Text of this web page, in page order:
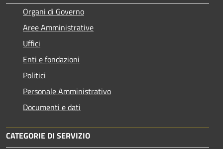
Organi di Governo
Aree Amministrative
Uffici
Enti e fondazioni
Politici
Personale Amministrativo
Documenti e dati
CATEGORIE DI SERVIZIO